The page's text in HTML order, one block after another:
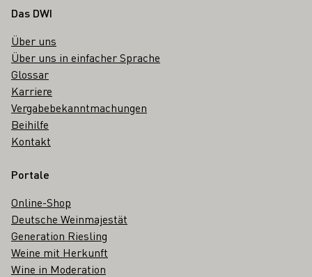
Fußbereich
Das DWI
Über uns
Über uns in einfacher Sprache
Glossar
Karriere
Vergabebekanntmachungen
Beihilfe
Kontakt
Portale
Online-Shop
Deutsche Weinmajestät
Generation Riesling
Weine mit Herkunft
Wine in Moderation